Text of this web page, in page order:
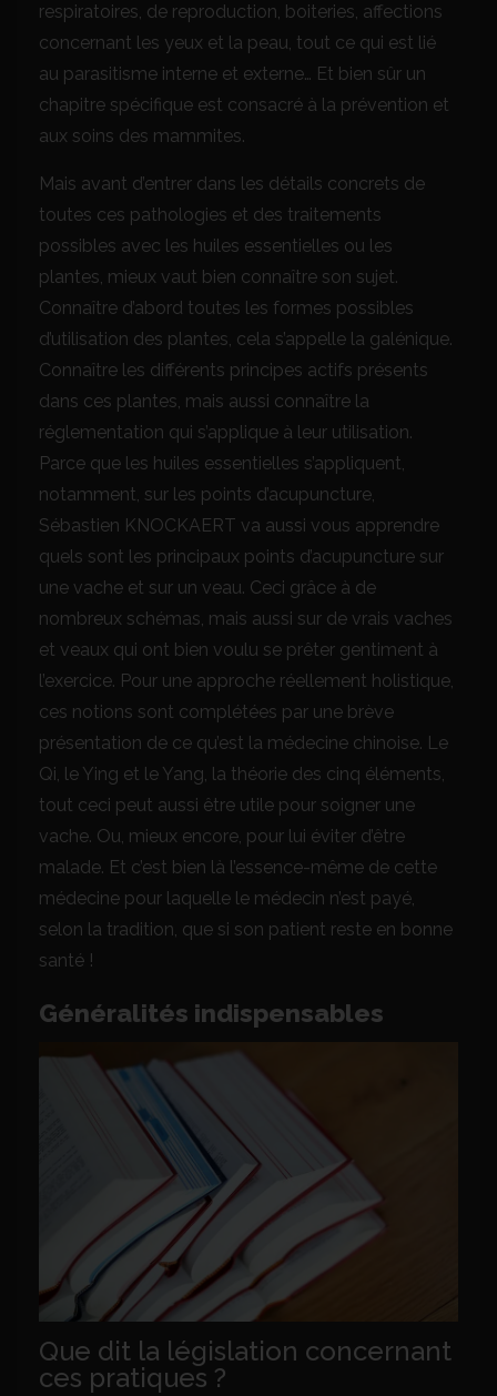
respiratoires, de reproduction, boiteries, affections
concernant les yeux et la peau, tout ce qui est lié
au parasitisme interne et externe… Et bien sûr un
chapitre spécifique est consacré à la prévention et
aux soins des mammites.
Mais avant d’entrer dans les détails concrets de
toutes ces pathologies et des traitements
possibles avec les huiles essentielles ou les
plantes, mieux vaut bien connaître son sujet.
Connaître d’abord toutes les formes possibles
d’utilisation des plantes, cela s’appelle la galénique.
Connaître les différents principes actifs présents
dans ces plantes, mais aussi connaître la
réglementation qui s’applique à leur utilisation.
Parce que les huiles essentielles s’appliquent,
notamment, sur les points d’acupuncture,
Sébastien KNOCKAERT va aussi vous apprendre
quels sont les principaux points d’acupuncture sur
une vache et sur un veau. Ceci grâce à de
nombreux schémas, mais aussi sur de vrais vaches
et veaux qui ont bien voulu se prêter gentiment à
l’exercice. Pour une approche réellement holistique,
ces notions sont complétées par une brève
présentation de ce qu’est la médecine chinoise. Le
Qi, le Ying et le Yang, la théorie des cinq éléments,
tout ceci peut aussi être utile pour soigner une
vache. Ou, mieux encore, pour lui éviter d’être
malade. Et c’est bien là l’essence-même de cette
médecine pour laquelle le médecin n’est payé,
selon la tradition, que si son patient reste en bonne
santé !
Généralités indispensables
Que dit la législation concernant
ces pratiques ?